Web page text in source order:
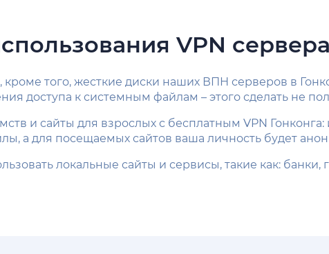
VPN
кроме того, жесткие диски наших ВПН серверов в
доступа к системным файлам – этого сделать не
и сайты для взрослых с бесплатным VPN
а для посещаемых сайтов ваша личность будет
локальные сайты и сервисы, такие как: банки,